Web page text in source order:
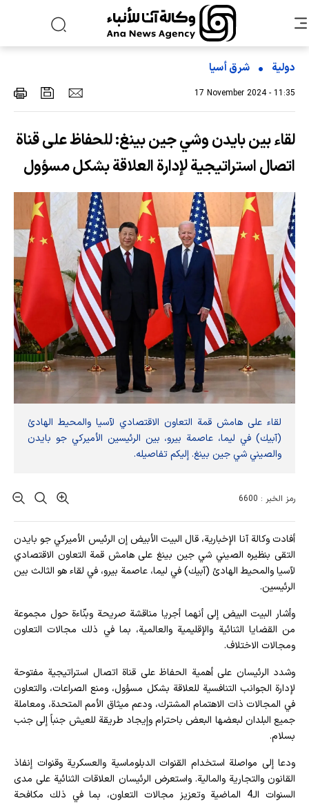
دولية شرق أسیا
17 November 2024 - 11:35
لقاء بين بايدن وشي جين بينغ: للحفاظ على قناة
اتصال استراتيجية لإدارة العلاقة بشكل مسؤول
لقاء على هامش قمة التعاون الاقتصادي لآسيا والمحيط الهادئ
(آبيك) في ليما، عاصمة بيرو، بين الرئيسين الأميركي جو بايدن
والصيني شي جين بينغ. إليكم تفاصيله.
رمز الخبر : 6600
أفادت وکالة آنا الإخباریة، قال البيت الأبيض إن الرئيس الأميركي جو بايدن
التقى بنظيره الصيني شي جين بينغ على هامش قمة التعاون الاقتصادي
لآسيا والمحيط الهادئ (آبيك) في ليما، عاصمة بيرو، في لقاء هو الثالث بين
الرئيسين.
وأشار البيت البيض إلى أنهما أجريا مناقشة صريحة وبنّاءة حول مجموعة
من القضايا الثنائية والإقليمية والعالمية، بما في ذلك مجالات التعاون
ومجالات الاختلاف.
وشدد الرئيسان على أهمية الحفاظ على قناة اتصال استراتيجية مفتوحة
لإدارة الجوانب التنافسية للعلاقة بشكل مسؤول، ومنع الصراعات، والتعاون
في المجالات ذات الاهتمام المشترك، ودعم ميثاق الأمم المتحدة، ومعاملة
جميع البلدان لبعضها البعض باحترام وإيجاد طريقة للعيش جنباً إلى جنب
بسلام.
ودعا إلى مواصلة استخدام القنوات الدبلوماسية والعسكرية وقنوات إنفاذ
القانون والتجارية والمالية. واستعرض الرئيسان العلاقات الثنائية على مدى
السنوات الـ4 الماضية وتعزيز مجالات التعاون، بما في ذلك مكافحة